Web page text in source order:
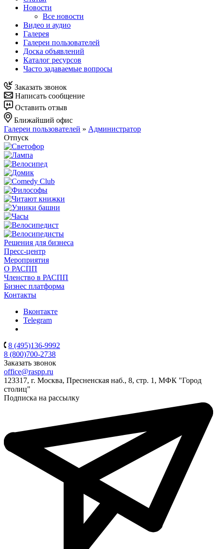
Новости
Все новости
Видео и аудио
Галерея
Галереи пользователей
Доска объявлений
Каталог ресурсов
Часто задаваемые вопросы
Заказать звонок
Написать сообщение
Оставить отзыв
Ближайший офис
Галереи пользователей » Администратор
Отпуск
Решения для бизнеса
Пресс-центр
Мероприятия
О РАСПП
Членство в РАСПП
Бизнес платформа
Контакты
Вконтакте
Telegram
8 (495)136-9992
8 (800)700-2738
Заказать звонок
office@raspp.ru
123317, г. Москва, Пресненская наб., 8, стр. 1, МФК "Город
столиц"
Подписка на рассылку